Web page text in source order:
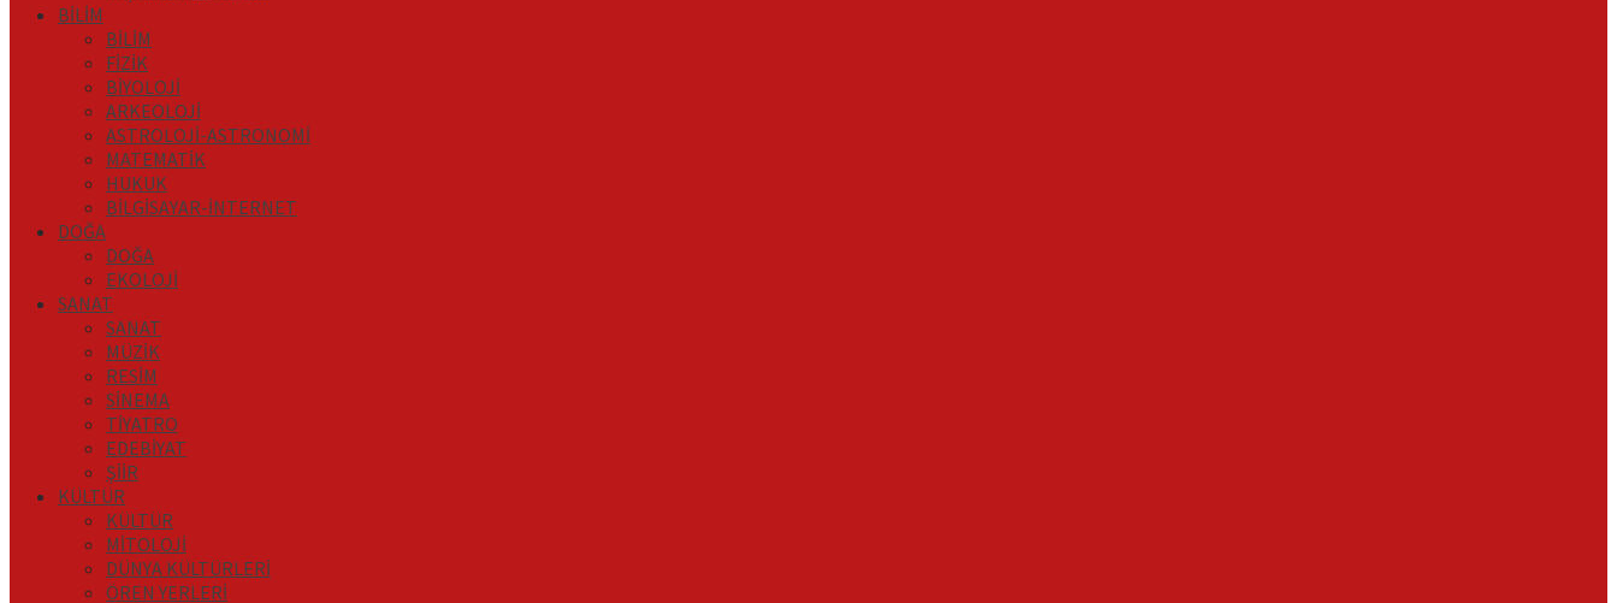
BİLİM
BİLİM
FİZİK
BİYOLOJİ
ARKEOLOJİ
ASTROLOJİ-ASTRONOMİ
MATEMATİK
HUKUK
BİLGİSAYAR-İNTERNET
DOĞA
DOĞA
EKOLOJİ
SANAT
SANAT
MÜZİK
RESİM
SİNEMA
TİYATRO
EDEBİYAT
ŞİİR
KÜLTÜR
KÜLTÜR
MİTOLOJİ
DÜNYA KÜLTÜRLERİ
ÖREN YERLERİ